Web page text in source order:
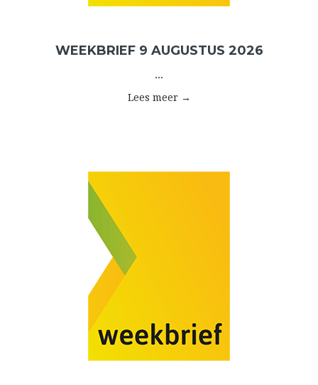
WEEKBRIEF 9 AUGUSTUS 2026
...
Lees meer →